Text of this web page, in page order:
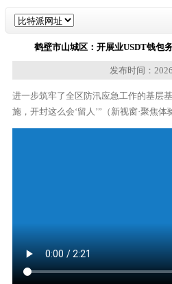
鹤壁市山城区：开展业USDT钱包
发布时间：
进一步筑牢了全区防汛应急工作的基层
施，开封这么会‘留人’”（新视窗·聚焦体